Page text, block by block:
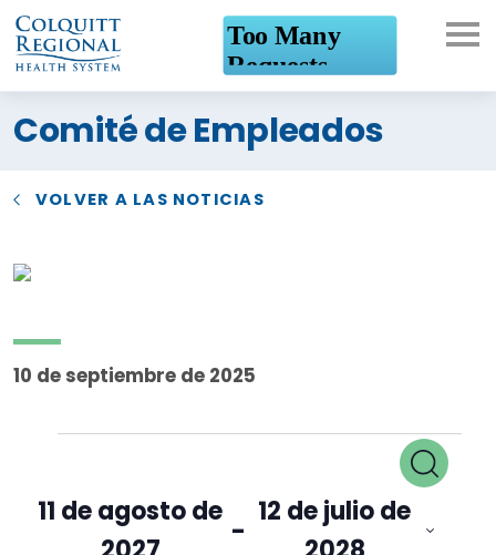
¿En qué podemos
Comité de Empleados
VOLVER A LAS NOTICIAS
10 de septiembre de 2025
de
Buscar
11 de agosto de
-
12 de julio de